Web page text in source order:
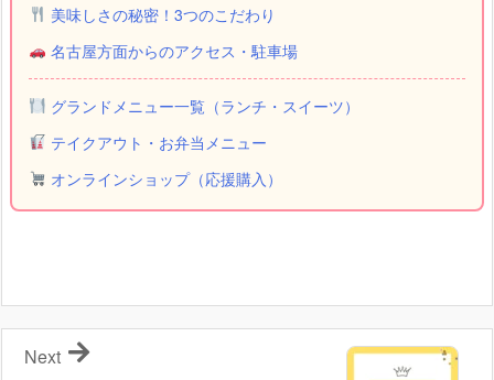
美味しさの秘密！3つのこだわり
名古屋方面からのアクセス・駐車場
グランドメニュー一覧（ランチ・スイーツ）
テイクアウト・お弁当メニュー
オンラインショップ（応援購入）
Next